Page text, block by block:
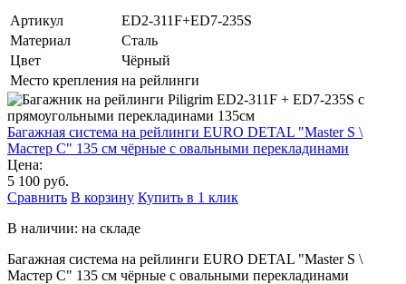
Артикул
ED2-311F+ED7-235S
Материал
Сталь
Цвет
Чёрный
Место крепления на рейлинги
Багажная система на рейлинги EURO DETAL "Master S \
Мастер С" 135 см чёрные с овальными перекладинами
Цена:
5 100 руб.
Сравнить В корзину Купить в 1 клик
В наличии: на складе
Багажная система на рейлинги EURO DETAL "Master S \
Мастер С" 135 см чёрные с овальными перекладинами